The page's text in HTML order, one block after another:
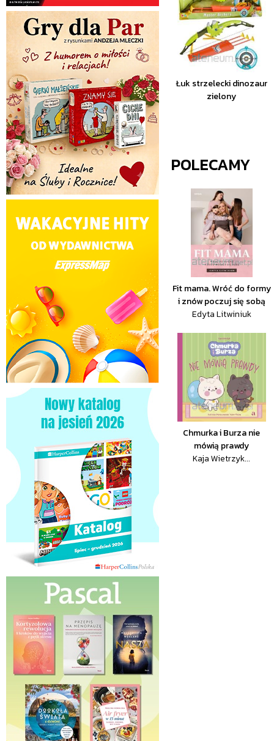
Łuk strzelecki dinozaur
zielony
POLECAMY
Fit mama. Wróć do formy
i znów poczuj się sobą
Edyta Litwiniuk
Chmurka i Burza nie
mówią prawdy
Kaja Wietrzyk...